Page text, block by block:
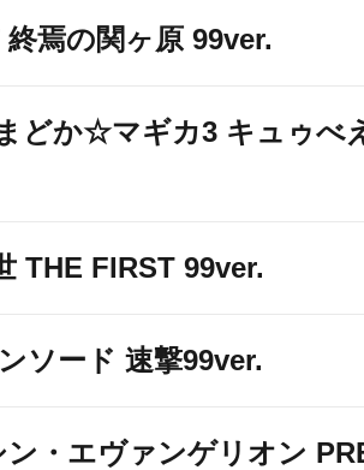
終焉の関ヶ原 99ver.
どか☆マギカ3 キュゥべ
THE FIRST 99ver.
ソード 速撃99ver.
・エヴァンゲリオン